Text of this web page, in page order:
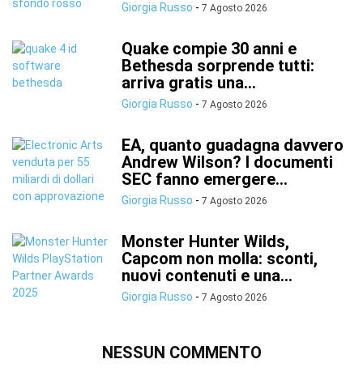
Giorgia Russo - 7 Agosto 2026
Quake compie 30 anni e
Bethesda sorprende tutti:
arriva gratis una...
Giorgia Russo - 7 Agosto 2026
EA, quanto guadagna davvero
Andrew Wilson? I documenti
SEC fanno emergere...
Giorgia Russo - 7 Agosto 2026
Monster Hunter Wilds,
Capcom non molla: sconti,
nuovi contenuti e una...
Giorgia Russo - 7 Agosto 2026
NESSUN COMMENTO